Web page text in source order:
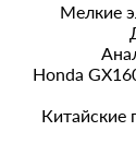
Мелкие
Honda
Китайские